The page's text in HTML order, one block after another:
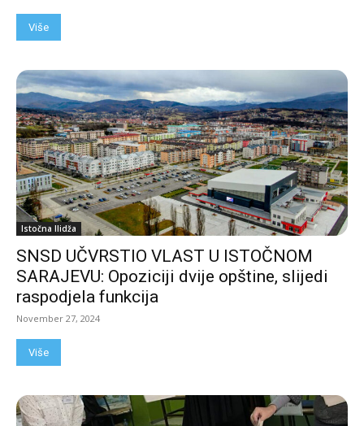
Više
Istočna Ilidža
SNSD UČVRSTIO VLAST U ISTOČNOM
SARAJEVU: Opoziciji dvije opštine, slijedi
raspodjela funkcija
November 27, 2024
Više